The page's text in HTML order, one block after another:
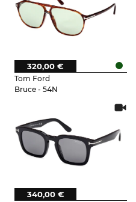
Tom Ford
Bruce - 54N
320,00 €
340,00 €